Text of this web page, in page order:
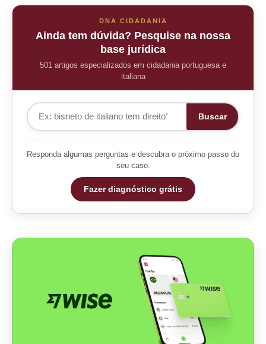
DNA CIDADANIA
Ainda tem dúvida? Pesquise na nossa
base jurídica
501 artigos especializados em cidadania portuguesa e
italiana
Buscar
Responda algumas perguntas e descubra o próximo passo do
seu caso.
Fazer diagnóstico grátis